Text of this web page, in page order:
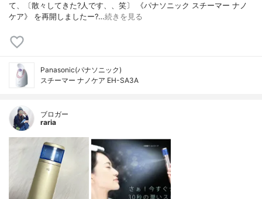
て、〔散々してきた?人です、、笑〕 《パナソニック スチーマー ナノ
ケア》 を再開しましたー?…続きを見る
Panasonic(パナソニック)
スチーマー ナノケア EH-SA3A
ブロガー
raria